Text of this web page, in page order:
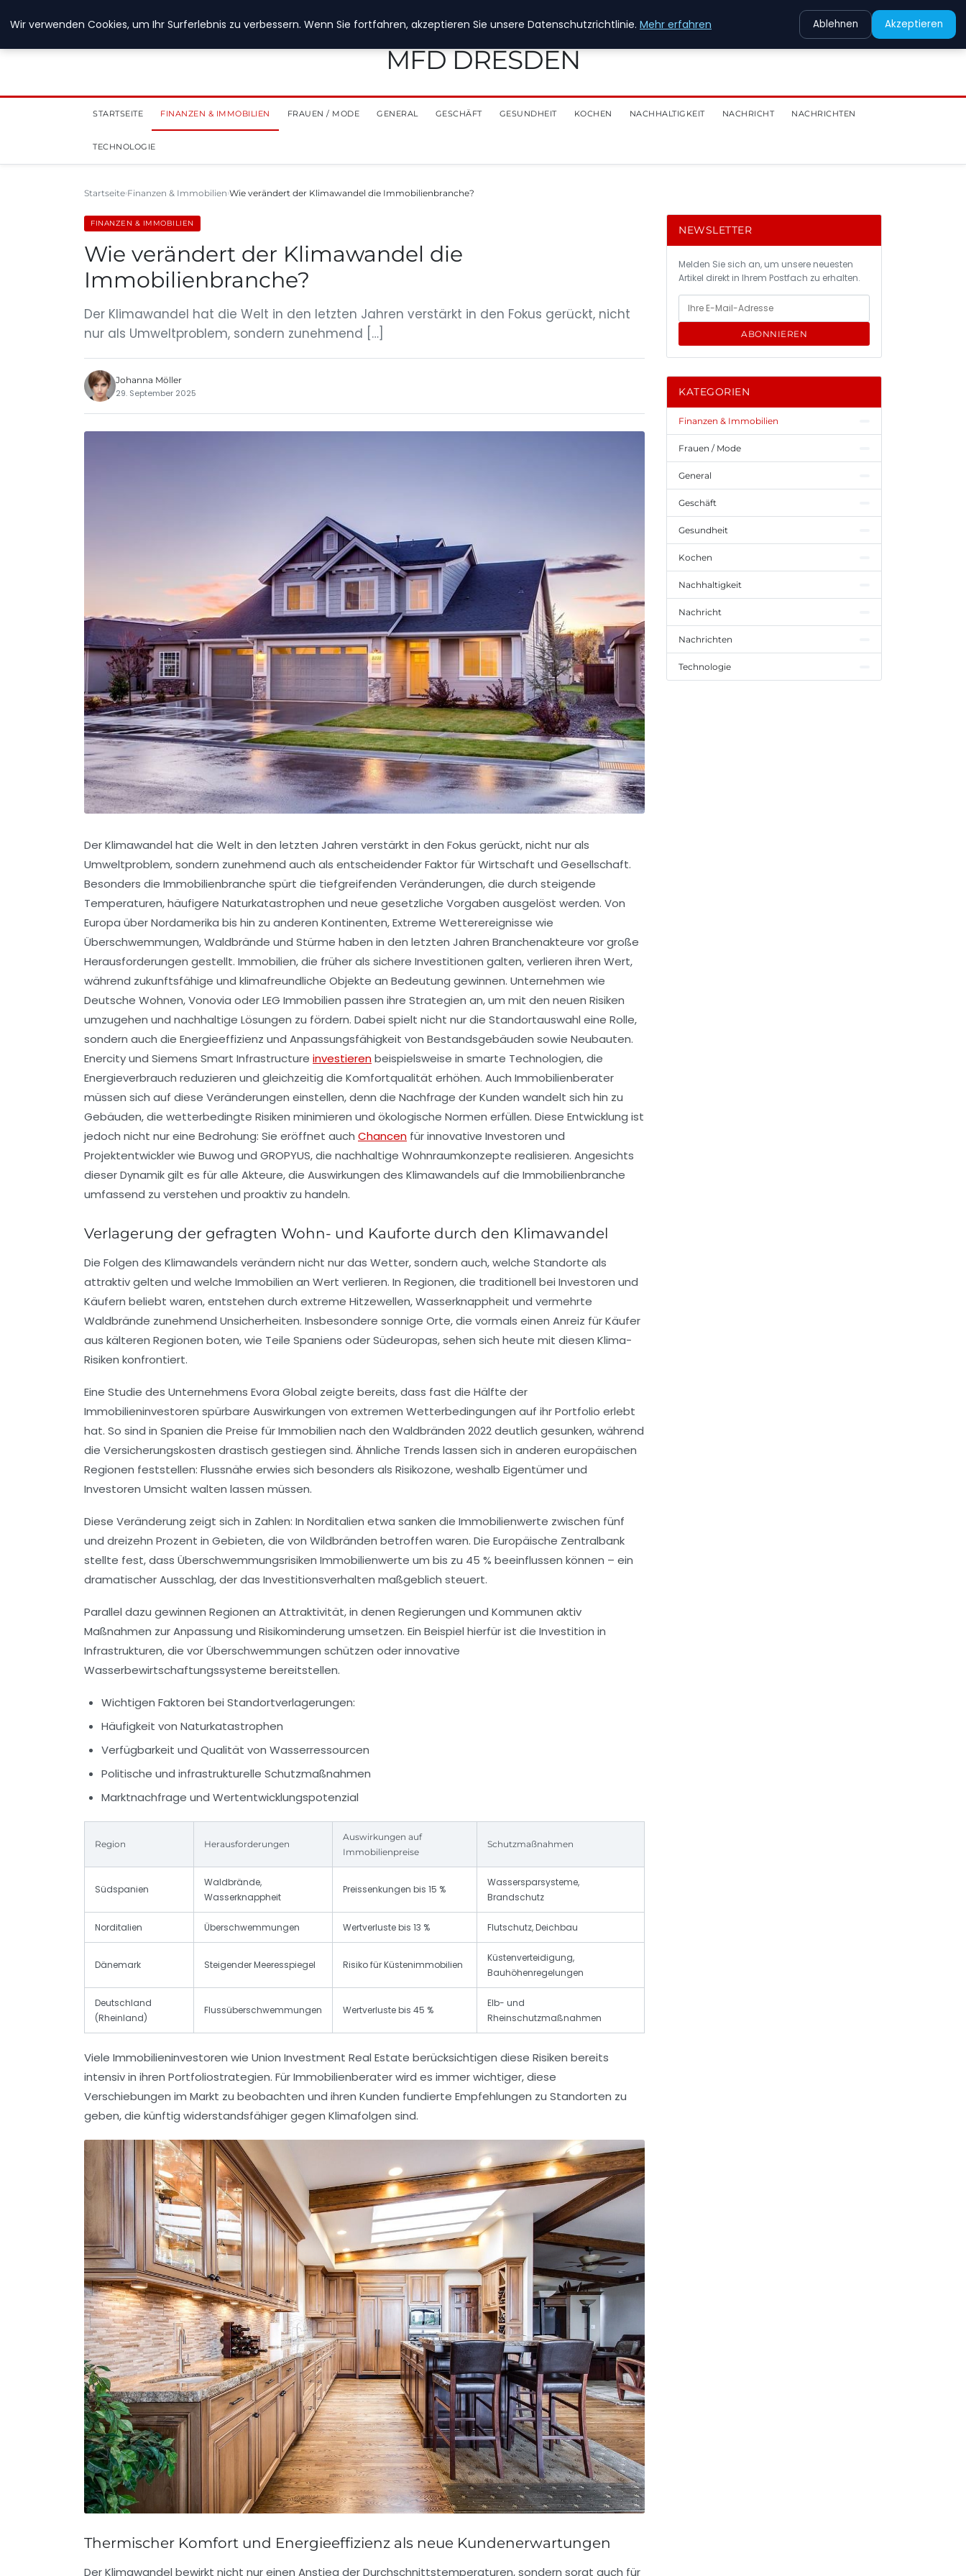
MFD DRESDEN
STARTSEITE FINANZEN & IMMOBILIEN FRAUEN / MODE GENERAL GESCHÄFT GESUNDHEIT KOCHEN NACHHALTIGKEIT NACHRICHT NACHRICHTEN
TECHNOLOGIE
Startseite Finanzen & Immobilien Wie verändert der Klimawandel die Immobilienbranche?
FINANZEN & IMMOBILIEN
Wie verändert der Klimawandel die
Immobilienbranche?
Der Klimawandel hat die Welt in den letzten Jahren verstärkt in den Fokus gerückt, nicht
nur als Umweltproblem, sondern zunehmend […]
Johanna Möller
29. September 2025
Der Klimawandel hat die Welt in den letzten Jahren verstärkt in den Fokus gerückt, nicht nur als
Umweltproblem, sondern zunehmend auch als entscheidender Faktor für Wirtschaft und Gesellschaft.
Besonders die Immobilienbranche spürt die tiefgreifenden Veränderungen, die durch steigende
Temperaturen, häufigere Naturkatastrophen und neue gesetzliche Vorgaben ausgelöst werden. Von
Europa über Nordamerika bis hin zu anderen Kontinenten, Extreme Wetterereignisse wie
Überschwemmungen, Waldbrände und Stürme haben in den letzten Jahren Branchenakteure vor große
Herausforderungen gestellt. Immobilien, die früher als sichere Investitionen galten, verlieren ihren Wert,
während zukunftsfähige und klimafreundliche Objekte an Bedeutung gewinnen. Unternehmen wie
Deutsche Wohnen, Vonovia oder LEG Immobilien passen ihre Strategien an, um mit den neuen Risiken
umzugehen und nachhaltige Lösungen zu fördern. Dabei spielt nicht nur die Standortauswahl eine Rolle,
sondern auch die Energieeffizienz und Anpassungsfähigkeit von Bestandsgebäuden sowie Neubauten.
Enercity und Siemens Smart Infrastructure investierenbeispielsweise in smarte Technologien, die
Energieverbrauch reduzieren und gleichzeitig die Komfortqualität erhöhen. Auch Immobilienberater
müssen sich auf diese Veränderungen einstellen, denn die Nachfrage der Kunden wandelt sich hin zu
Gebäuden, die wetterbedingte Risiken minimieren und ökologische Normen erfüllen. Diese Entwicklung ist
jedoch nicht nur eine Bedrohung: Sie eröffnet auch Chancen für innovative Investoren und
Projektentwickler wie Buwog und GROPYUS, die nachhaltige Wohnraumkonzepte realisieren. Angesichts
dieser Dynamik gilt es für alle Akteure, die Auswirkungen des Klimawandels auf die Immobilienbranche
umfassend zu verstehen und proaktiv zu handeln.
Verlagerung der gefragten Wohn- und Kauforte durch den Klimawandel
Die Folgen des Klimawandels verändern nicht nur das Wetter, sondern auch, welche Standorte als
attraktiv gelten und welche Immobilien an Wert verlieren. In Regionen, die traditionell bei Investoren und
Käufern beliebt waren, entstehen durch extreme Hitzewellen, Wasserknappheit und vermehrte
Waldbrände zunehmend Unsicherheiten. Insbesondere sonnige Orte, die vormals einen Anreiz für Käufer
aus kälteren Regionen boten, wie Teile Spaniens oder Südeuropas, sehen sich heute mit diesen Klima-
Risiken konfrontiert.
Eine Studie des Unternehmens Evora Global zeigte bereits, dass fast die Hälfte der
Immobilieninvestoren spürbare Auswirkungen von extremen Wetterbedingungen auf ihr Portfolio erlebt
hat. So sind in Spanien die Preise für Immobilien nach den Waldbränden 2022 deutlich gesunken, während
die Versicherungskosten drastisch gestiegen sind. Ähnliche Trends lassen sich in anderen europäischen
Regionen feststellen: Flussnähe erwies sich besonders als Risikozone, weshalb Eigentümer und
Investoren Umsicht walten lassen müssen.
Diese Veränderung zeigt sich in Zahlen: In Norditalien etwa sanken die Immobilienwerte zwischen fünf
und dreizehn Prozent in Gebieten, die von Wildbränden betroffen waren. Die Europäische Zentralbank
stellte fest, dass Überschwemmungsrisiken Immobilienwerte um bis zu 45 % beeinflussen können – ein
dramatischer Ausschlag, der das Investitionsverhalten maßgeblich steuert.
Parallel dazu gewinnen Regionen an Attraktivität, in denen Regierungen und Kommunen aktiv
Maßnahmen zur Anpassung und Risikominderung umsetzen. Ein Beispiel hierfür ist die Investition in
Infrastrukturen, die vor Überschwemmungen schützen oder innovative
Wasserbewirtschaftungssysteme bereitstellen.
Wichtigen Faktoren bei Standortverlagerungen:
Häufigkeit von Naturkatastrophen
Verfügbarkeit und Qualität von Wasserressourcen
Politische und infrastrukturelle Schutzmaßnahmen
Marktnachfrage und Wertentwicklungspotenzial
Region Herausforderungen
Auswirkungen auf
Immobilienpreise
Schutzmaßnahmen
Südspanien
Waldbrände,
Wasserknappheit
Preissenkungen bis 15 %
Wassersparsysteme,
Brandschutz
Norditalien Überschwemmungen Wertverluste bis 13 % Flutschutz, Deichbau
Dänemark Steigender Meeresspiegel Risiko für Küstenimmobilien
Küstenverteidigung,
Bauhöhenregelungen
Deutschland
(Rheinland)
Flussüberschwemmungen Wertverluste bis 45 %
Elb- und
Rheinschutzmaßnahmen
Viele Immobilieninvestoren wie Union Investment Real Estate berücksichtigen diese Risiken bereits
intensiv in ihren Portfoliostrategien. Für Immobilienberater wird es immer wichtiger, diese
Verschiebungen im Markt zu beobachten und ihren Kunden fundierte Empfehlungen zu Standorten zu
geben, die künftig widerstandsfähiger gegen Klimafolgen sind.
Thermischer Komfort und Energieeffizienz als neue Kundenerwartungen
Der Klimawandel bewirkt nicht nur einen Anstieg der Durchschnittstemperaturen, sondern sorgt auch für
NEWSLETTER
Melden Sie sich an, um unsere neuesten
Artikel direkt in Ihrem Postfach zu erhalten.
ABONNIEREN
KATEGORIEN
Finanzen & Immobilien
Frauen / Mode
General
Geschäft
Gesundheit
Kochen
Nachhaltigkeit
Nachricht
Nachrichten
Technologie
Wir verwenden Cookies, um Ihr Surferlebnis zu verbessern. Wenn Sie fortfahren, akzeptieren Sie unsere Datenschutzrichtlinie. Mehr erfahren Ablehnen Akzeptieren